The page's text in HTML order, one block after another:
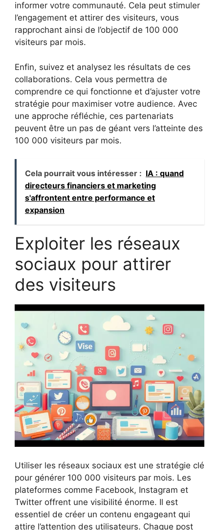
informer votre communauté. Cela peut stimuler
l’engagement et attirer des visiteurs, vous
rapprochant ainsi de l’objectif de 100 000
visiteurs par mois.
Enfin, suivez et analysez les résultats de ces
collaborations. Cela vous permettra de
comprendre ce qui fonctionne et d’ajuster votre
stratégie pour maximiser votre audience. Avec
une approche réfléchie, ces partenariats
peuvent être un pas de géant vers l’atteinte des
100 000 visiteurs par mois.
Cela pourrait vous intéresser : IA : quand
directeurs financiers et marketing
s'affrontent entre performance et
expansion
Exploiter les réseaux
sociaux pour attirer
des visiteurs
Utiliser les réseaux sociaux est une stratégie clé
pour générer 100 000 visiteurs par mois. Les
plateformes comme Facebook, Instagram et
Twitter offrent une visibilité énorme. Il est
essentiel de créer un contenu engageant qui
attire l’attention des utilisateurs. Chaque post